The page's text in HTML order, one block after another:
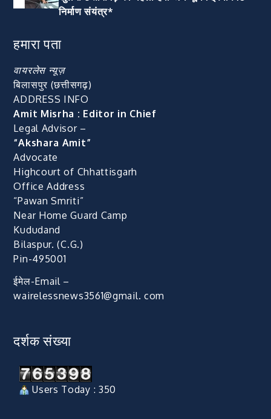
निर्माण संयंत्र*
हमारा पता
वायरलेस न्यूज़
बिलासपुर (छत्तीसगढ़)
ADDRESS INFO
Amit Misrha : Editor in Chief
Legal Advisor –
“Akshara Amit”
Advocate
Highcourt of Chhattisgarh
Office Address
“Pawan Smriti”
Near Home Guard Camp
Kududand
Bilaspur. (C.G.)
Pin-495001
ईमेल-Email –
wairelessnews3561@gmail. com
दर्शक संख्या
Users Today : 350